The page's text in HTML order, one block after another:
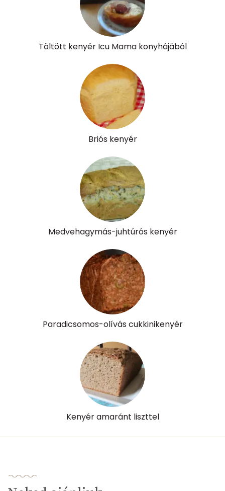
Töltött kenyér Icu Mama konyhájából
Briós kenyér
Medvehagymás-juhtúrós kenyér
Paradicsomos-olívás cukkinikenyér
Kenyér amaránt liszttel